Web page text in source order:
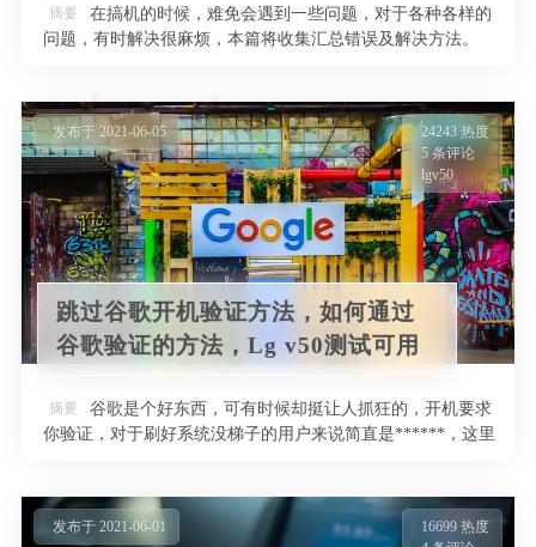
摘要
在搞机的时候，难免会遇到一些问题，对于各种各样的
问题，有时解决很麻烦，本篇将收集汇总错误及解决方法。
发布于 2021-06-05
24243 热度
5 条评论
lgv50
跳过谷歌开机验证方法，如何通过
谷歌验证的方法，Lg v50测试可用
摘要
谷歌是个好东西，可有时候却挺让人抓狂的，开机要求
你验证，对于刷好系统没梯子的用户来说简直是******，这里
发布于 2021-06-01
16699 热度